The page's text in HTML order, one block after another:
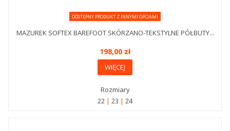
DOSTĘPNY PRODUKT Z INNYMI OPCJAMI
MAZUREK SOFTEX BAREFOOT SKÓRZANO-TEKSTYLNE PÓŁBUTY...
198,00 zł
WIĘCEJ
Rozmiary
22
23 24